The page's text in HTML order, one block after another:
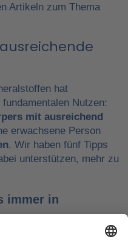
Artikeln zum Thema
hat
Nutzen:
mit ausreichend
erwachsene Person
. Wir haben fünf Tipps
unterstützen, mehr zu
immer in
der Freizeit: Wasser